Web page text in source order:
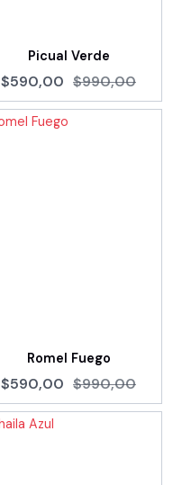
Picual Verde
$590,00 $990,00
Romel Fuego
$590,00 $990,00